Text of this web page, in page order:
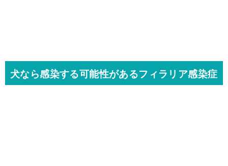
犬なら感染する可能性があるフィラリア感染症